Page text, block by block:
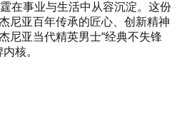
在事业与生活中从容沉淀。这份
尼亚百年传承的匠心、创新精神
尼亚当代精英男士“经典不失锋
核。